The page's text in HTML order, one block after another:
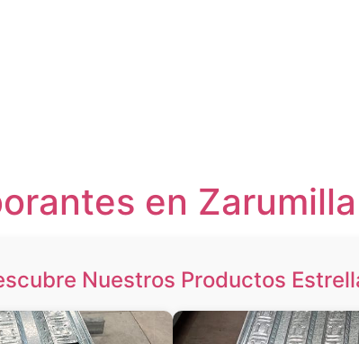
en Zarumilla
Nuestros Productos